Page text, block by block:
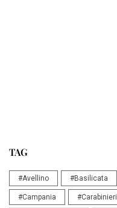
TAG
#Avellino #Basilicata
#Campania #Carabinieri